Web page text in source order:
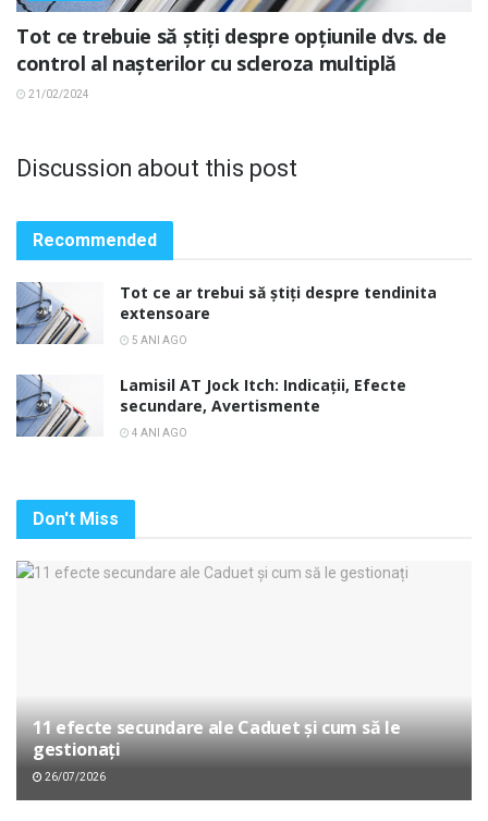
Tot ce trebuie să știți despre opțiunile dvs. de
control al nașterilor cu scleroza multiplă
21/02/2024
Discussion about this post
Recommended
Tot ce ar trebui să știți despre tendinita
extensoare
5 ANI AGO
Lamisil AT Jock Itch: Indicații, Efecte
secundare, Avertismente
4 ANI AGO
Don't Miss
11 efecte secundare ale Caduet și cum să le
gestionați
26/07/2026